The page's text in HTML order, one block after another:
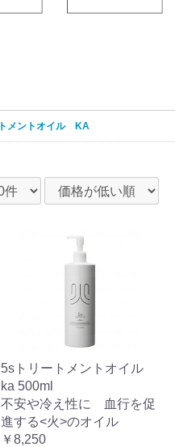
メントオイル KA
5sトリートメントオイル
ka 500ml
不安や冷え性に 血行を促
進する<火>のオイル
￥8,250